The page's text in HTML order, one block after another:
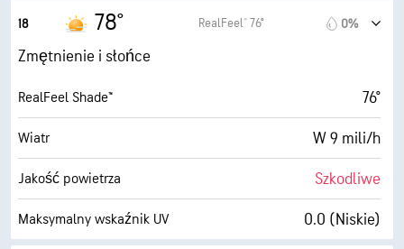
Maksymalny wskaźnik UV
Porywy wiatru
Wilgotność 56%
Punkt rosy 65° F
AccuLumen Brightness Index™ 5 (Średnie)
Zachmurzenie 0%
18 78° RealFeel® 76° 0%
Zmętnienie i słońce
RealFeel Shade™ 76°
Wiatr W 9 mili/h
Jakość powietrza Szkodliwe
Maksymalny wskaźnik UV 0.0 (Niskie)